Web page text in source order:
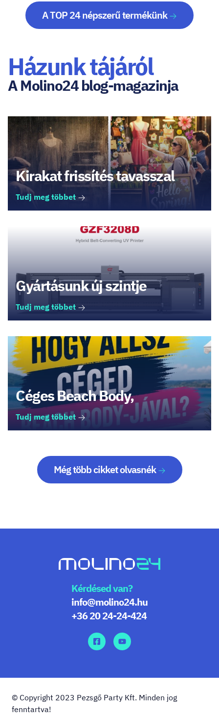
A TOP 24 népszerű termékünk
Házunk tájáról
A Molino24 blog-magazinja
Kirakat frissítés tavasszal
Tudj meg többet
Gyártásunk új szintje
Tudj meg többet
Céges Beach Body,
Tudj meg többet
Még több cikket olvasnék
Kérdésed van?
info@molino24.hu
+36 20 24-24-424
© Copyright 2023 Pezsgő Party Kft. Minden jog
fenntartva!